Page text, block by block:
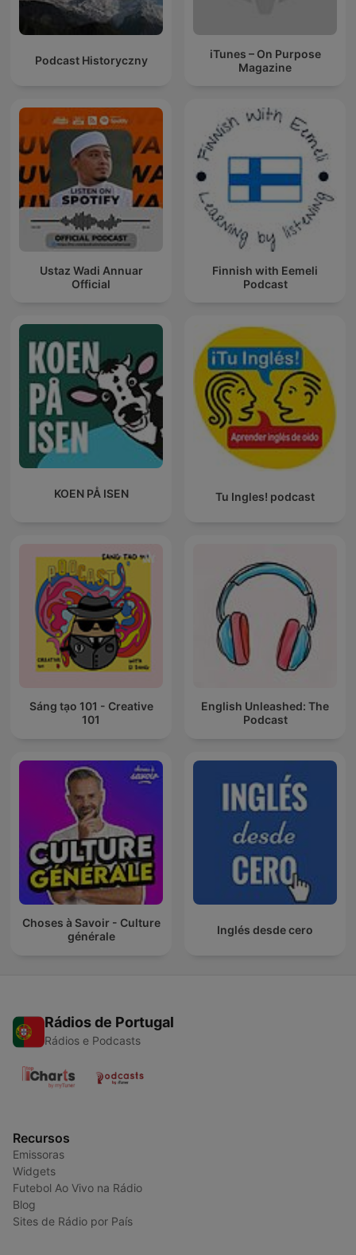
Podcast Historyczny
iTunes – On Purpose
Magazine
Ustaz Wadi Annuar
Official
Finnish with Eemeli
Podcast
KOEN PÅ ISEN Tu Ingles! podcast
Sáng tạo 101 - Creative
101
English Unleashed: The
Podcast
Choses à Savoir - Culture
générale
Inglés desde cero
Rádios de Portugal
Rádios e Podcasts
Recursos
Emissoras
Widgets
Futebol Ao Vivo na Rádio
Blog
Sites de Rádio por País